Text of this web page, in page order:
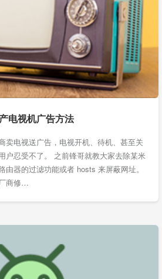
电视机广告方法
卖电视送广告，电视开机、待机、甚至关
户忍受不了。 之前锋哥就教大家去除某米
由器的过滤功能或者 hosts 来屏蔽网址。
商修…